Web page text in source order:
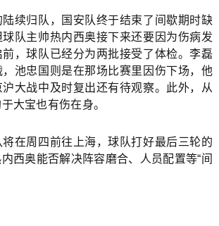
陆续归队，国安队终于结束了间歇期时缺
队主帅热内西奥接下来还要因为伤病发
，球队已经分为两批接受了体检。李磊
，池忠国则是在那场比赛里因伤下场，他
大战中及时复出还有待观察。此外，从
大宝也有伤在身。
在周四前往上海，球队打好最后三轮的
西奥能否解决阵容磨合、人员配置等“间